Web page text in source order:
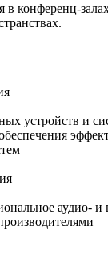
в конференц-
устройств и
аудио- и